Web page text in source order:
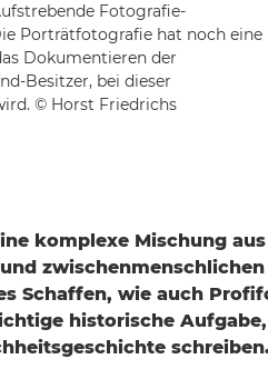
Fotografie-
Porträtfotografie hat noch eine
Dokumentieren der
Besitzer, bei dieser
© Horst Friedrichs
komplexe Mischung
Schaffen, wie auch
historische